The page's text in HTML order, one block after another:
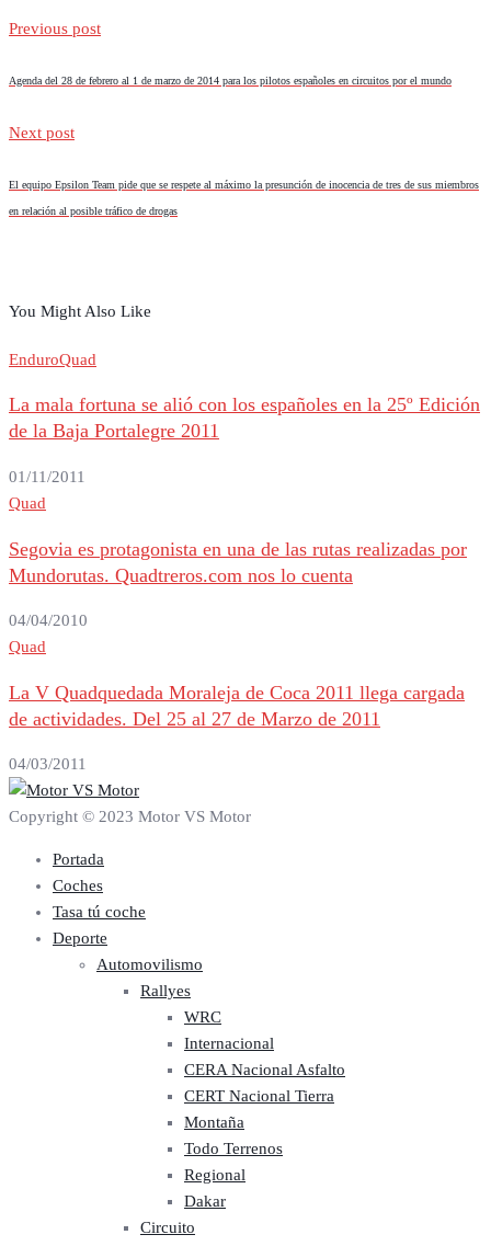
Previous post
Agenda del 28 de febrero al 1 de marzo de 2014 para los pilotos españoles en circuitos por el mundo
Next post
El equipo Epsilon Team pide que se respete al máximo la presunción de inocencia de tres de sus miembros
en relación al posible tráfico de drogas
You Might Also Like
EnduroQuad
La mala fortuna se alió con los españoles en la 25º Edición
de la Baja Portalegre 2011
01/11/2011
Quad
Segovia es protagonista en una de las rutas realizadas por
Mundorutas. Quadtreros.com nos lo cuenta
04/04/2010
Quad
La V Quadquedada Moraleja de Coca 2011 llega cargada
de actividades. Del 25 al 27 de Marzo de 2011
04/03/2011
Copyright © 2023 Motor VS Motor
Portada
Coches
Tasa tú coche
Deporte
Automovilismo
Rallyes
WRC
Internacional
CERA Nacional Asfalto
CERT Nacional Tierra
Montaña
Todo Terrenos
Regional
Dakar
Circuito